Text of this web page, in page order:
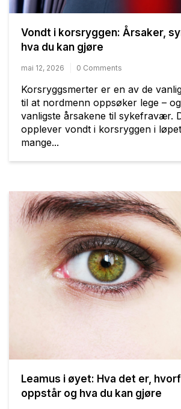
Vondt i korsryggen: Årsaker,
hva du kan gjøre
mai 12, 2026 0 Comments
Korsryggsmerter er en av de
til at nordmenn oppsøker lege –
vanligste årsakene til sykefravær.
opplever vondt i korsryggen i
mange...
Leamus i øyet: Hva det er,
oppstår og hva du kan gjøre